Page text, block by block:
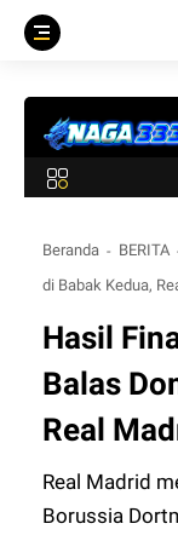
Beranda BERITA
di Babak Kedua,
Hasil
Balas
Real
Real Madrid
Borussia